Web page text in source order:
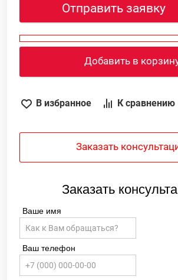
Отправить заявку
Добавить в
В избранное К сравнению
Заказать
Заказать
Ваше имя
Ваш телефон